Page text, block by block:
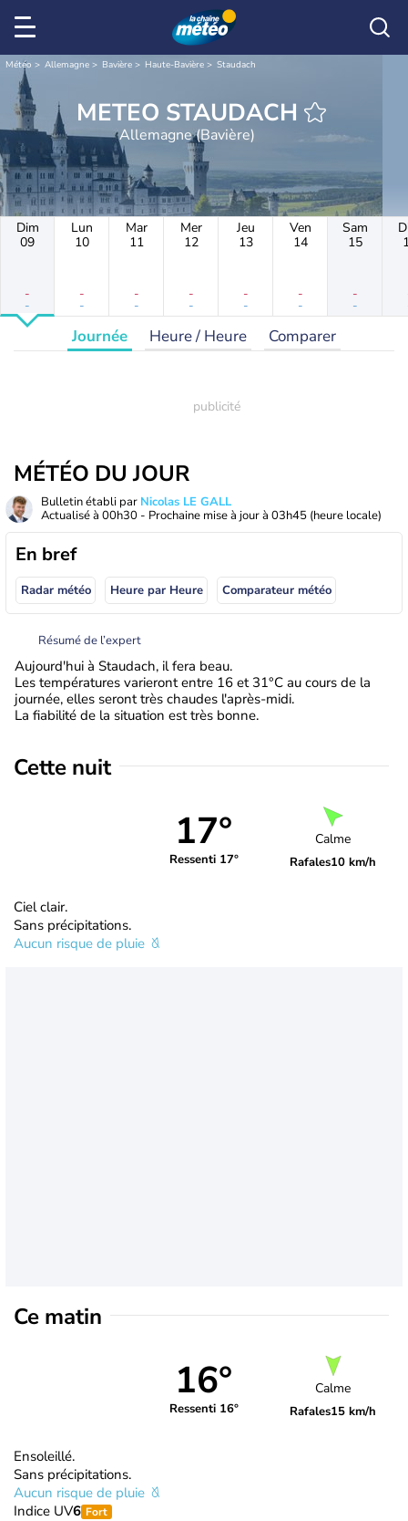
Météo Allemagne Bavière Haute-Bavière Staudach
METEO STAUDACH
Allemagne (Bavière)
Dim
09
-
-
Lun
10
-
-
Mar
11
-
-
Mer
12
-
-
Jeu
13
-
-
Ven
14
-
-
Sam
15
-
-
Journée Heure / Heure Comparer
MÉTÉO DU JOUR
Bulletin établi par Nicolas LE GALL
Actualisé à 00h30 - Prochaine mise à jour à 03h45 (heure locale)
En bref
Radar météo Heure par Heure Comparateur météo
Résumé de l’expert
Aujourd'hui à Staudach, il fera beau.
Les températures varieront entre 16 et 31°C au cours de la
journée, elles seront très chaudes l'après-midi.
La fiabilité de la situation est très bonne.
Cette nuit
17°
Ressenti 17°
Calme
Rafales10 km/h
Ciel clair.
Sans précipitations.
Aucun risque de pluie
Ce matin
16°
Ressenti 16°
Calme
Rafales15 km/h
Ensoleillé.
Sans précipitations.
Aucun risque de pluie
Indice UV6 Fort